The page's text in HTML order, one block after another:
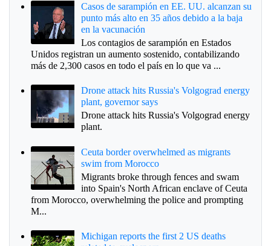
Casos de sarampión en EE. UU. alcanzan su
punto más alto en 35 años debido a la baja
en la vacunación
Los contagios de sarampión en Estados
Unidos registran un aumento sostenido, contabilizando
más de 2,300 casos en todo el país en lo que va ...
Drone attack hits Russia's Volgograd energy
plant, governor says
Drone attack hits Russia's Volgograd energy
plant.
Ceuta border overwhelmed as migrants
swim from Morocco
Migrants broke through fences and swam
into Spain's North African enclave of Ceuta
from Morocco, overwhelming the police and prompting
M...
Michigan reports the first 2 US deaths